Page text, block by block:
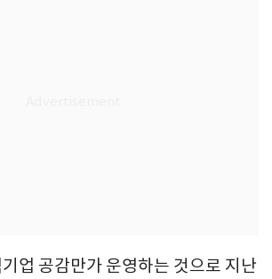
업 공감만가 운영하는 것으로 지난